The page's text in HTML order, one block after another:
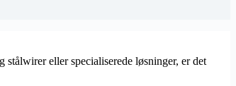
eller specialiserede løsninger, er det